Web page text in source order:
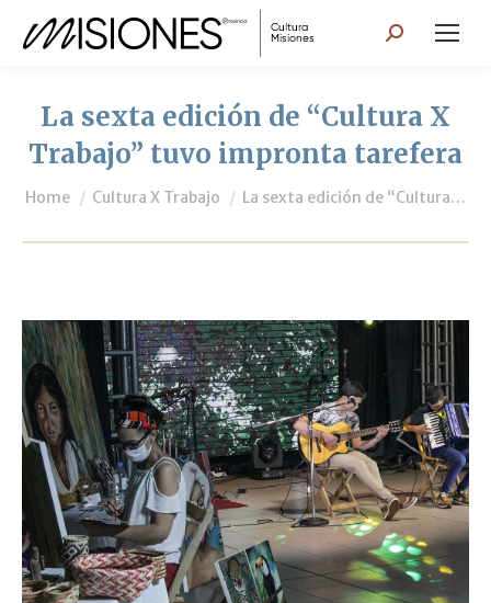
Search:
La sexta edición de “Cultura X
Trabajo” tuvo impronta tarefera
You are here:
Home Cultura X Trabajo La sexta edición de “Cultura…